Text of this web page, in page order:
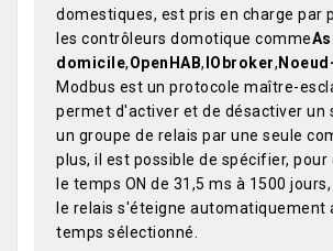
domestiques, est pris en charge par
les contrôleurs domotique comme
domicile,OpenHAB, IObroker,
Modbus est un protocole maître-
permet d'activer et de désactiver un
un groupe de relais par une seule
plus, il est possible de spécifier, pour
le temps ON de 31,5 ms à 1500
le relais s'éteigne automatiquement
temps sélectionné.